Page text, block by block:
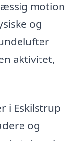
motion
og
aktivitet,
i Eskilstrup
og